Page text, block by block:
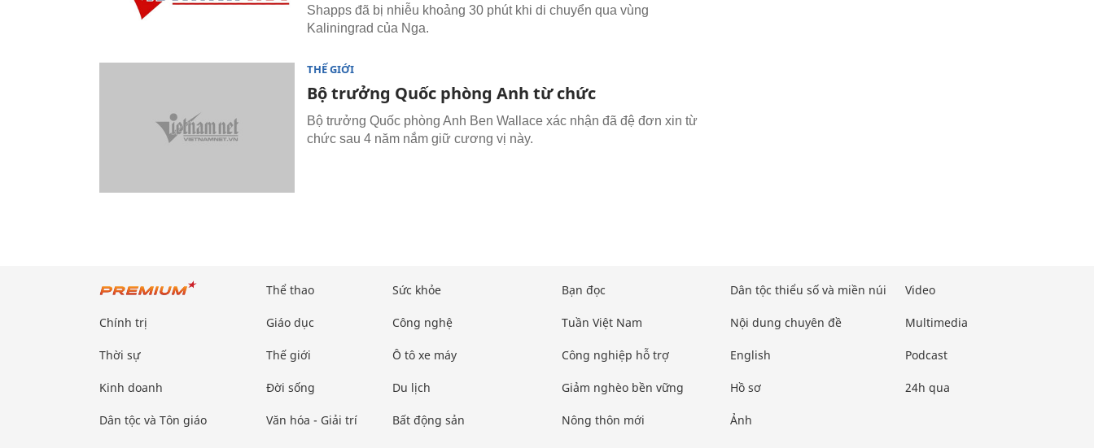
Shapps đã bị nhiễu khoảng 30 phút khi di chuyển qua vùng
Kaliningrad của Nga.
THẾ GIỚI
Bộ trưởng Quốc phòng Anh từ chức
Bộ trưởng Quốc phòng Anh Ben Wallace xác nhận đã đệ đơn xin từ
chức sau 4 năm nắm giữ cương vị này.
Chính trị
Thời sự
Kinh doanh
Dân tộc và Tôn giáo
Thể thao
Giáo dục
Thế giới
Đời sống
Văn hóa - Giải trí
Sức khỏe
Công nghệ
Ô tô xe máy
Du lịch
Bất động sản
Bạn đọc
Tuần Việt Nam
Công nghiệp hỗ trợ
Giảm nghèo bền vững
Nông thôn mới
Dân tộc thiểu số và miền núi
Nội dung chuyên đề
English
Hồ sơ
Ảnh
Video
Multimedia
Podcast
24h qua